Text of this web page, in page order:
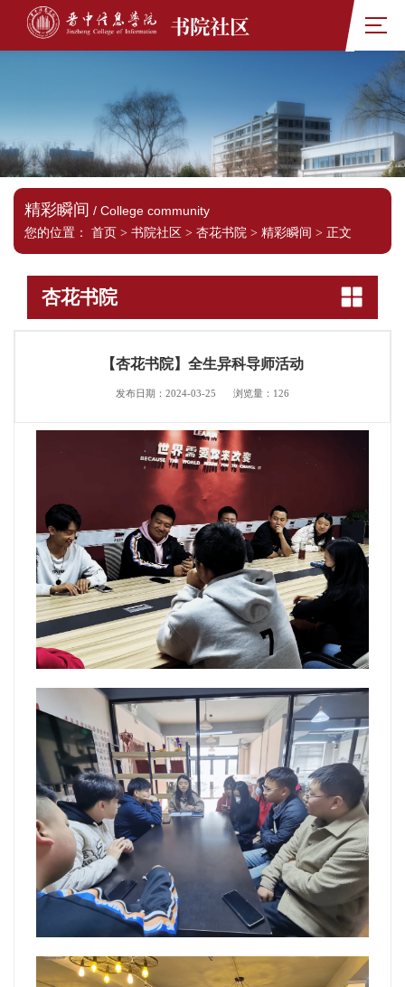
书院社区
精彩瞬间 / College community
您的位置：
首页 > 书院社区 > 杏花书院 > 精彩瞬间 > 正文
杏花书院
【杏花书院】全生异科导师活动
发布日期：2024-03-25 浏览量： 126